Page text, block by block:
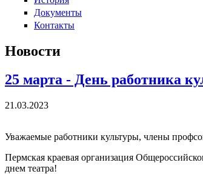
Документы
Контакты
Новости
25 марта - День работника
21.03.2023
Уважаемые работники культуры, члены
Пермская краевая организация
днем театра!